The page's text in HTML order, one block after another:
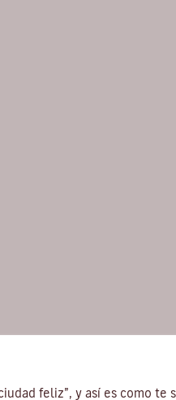
feliz”, y así es como te